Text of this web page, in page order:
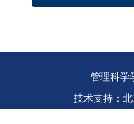
管理科学
技术支持：